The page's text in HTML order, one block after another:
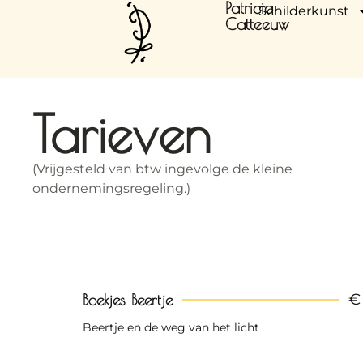
Patricia
Catteeuw
Schilderkunst
Tarieven
(Vrijgesteld van btw ingevolge de kleine
ondernemingsregeling.)
Boekjes Beertje €
Beertje en de weg van het licht